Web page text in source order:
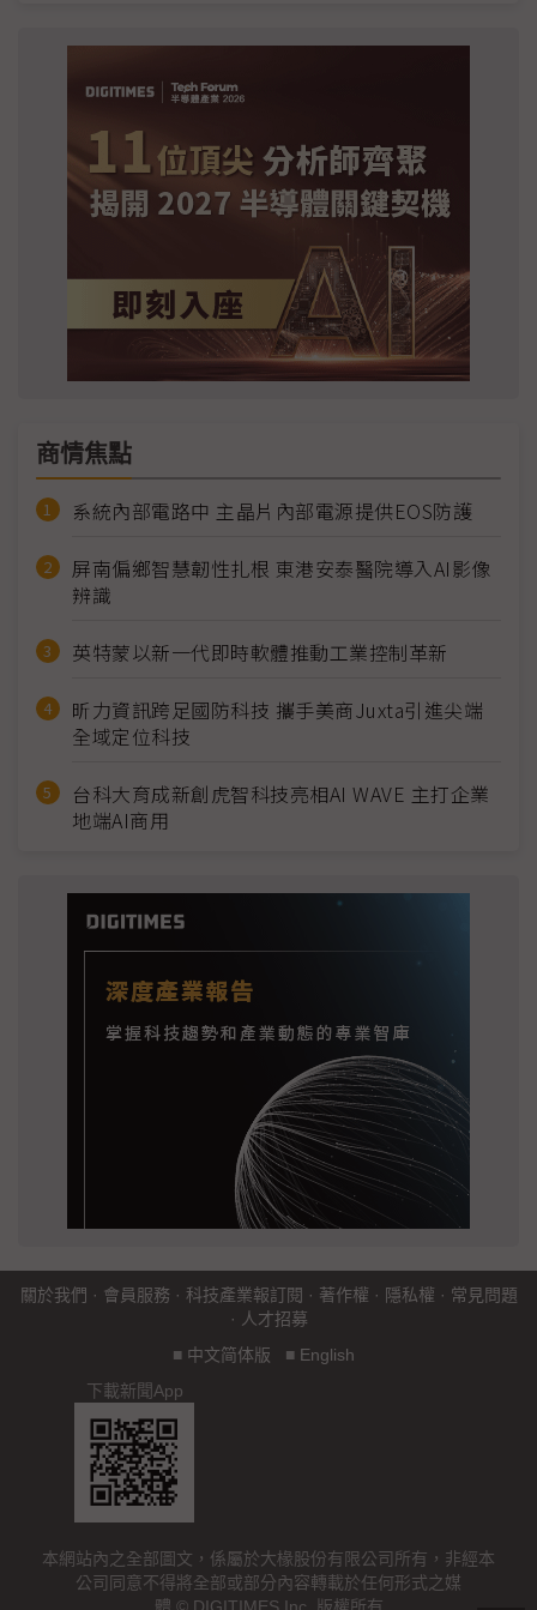
商情焦點
系統內部電路中 主晶片內部電源提供EOS防護
屏南偏鄉智慧韌性扎根 東港安泰醫院導入AI影像
辨識
英特蒙以新一代即時軟體推動工業控制革新
昕力資訊跨足國防科技 攜手美商Juxta引進尖端
全域定位科技
台科大育成新創虎智科技亮相AI WAVE 主打企業
地端AI商用
關於我們 · 會員服務 · 科技產業報訂閱 · 著作權 · 隱私權 · 常見問題
· 人才招募
■ 中文简体版 ■ English
下載新聞App
本網站內之全部圖文，係屬於大椽股份有限公司所有，非經本
公司同意不得將全部或部分內容轉載於任何形式之媒